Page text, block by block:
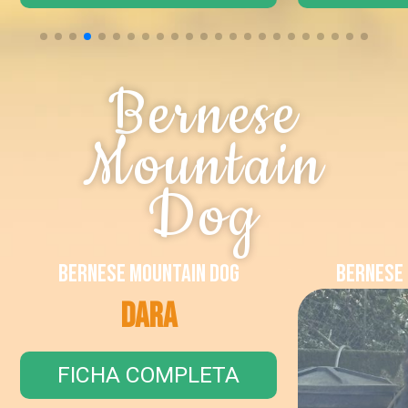
Bernese
Mountain
Dog
Bernese Mountain Dog
Dara
FICHA COMPLETA
Bernese